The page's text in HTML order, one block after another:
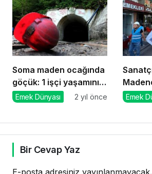
Soma maden ocağında
göçük: 1 işçi yaşamını
yitirdi
Emek Dünyası 2 yıl önce
destek
Emek
Bir Cevap Yaz